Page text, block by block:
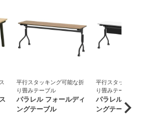
平行スタッキング可能な折
り畳みテーブル
パラレル フォールディ
ングテーブル
平行スタッキン
り畳みテーブル
パラレル フォ
ングテーブル